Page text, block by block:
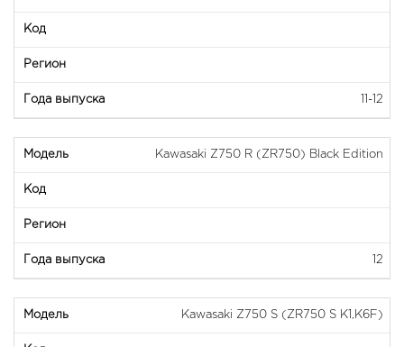
11-12
Kawasaki Z750 R (ZR750) Black Edition
12
Kawasaki Z750 S (ZR750 S K1,K6F)